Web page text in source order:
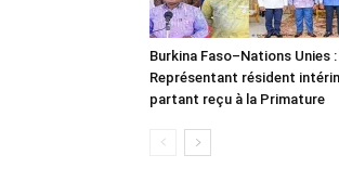
Burkina Faso–Nations Unies :
Représentant résident
partant reçu à la Primature